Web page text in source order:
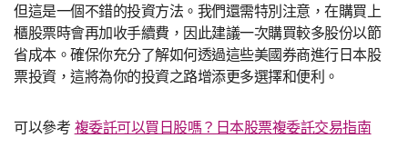
但這是一個不錯的投資方法。我們還需特別注意，在購買上
櫃股票時會再加收手續費，因此建議一次購買較多股份以節
省成本。確保你充分了解如何透過這些美國券商進行日本股
票投資，這將為你的投資之路增添更多選擇和便利。
可以參考 複委託可以買日股嗎？日本股票複委託交易指南